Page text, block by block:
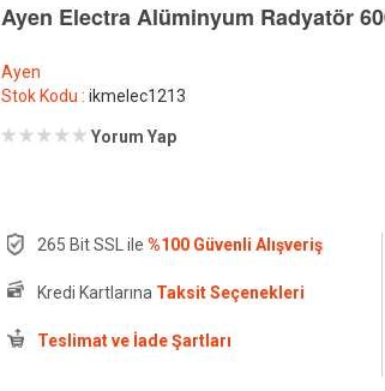
Ayen Electra Alüminyum Radyatör
Ayen
Stok Kodu :ikmelec1213
Yorum Yap
265 Bit SSL ile%100 Güvenli Alışveriş
Kredi Kartlarına Taksit Seçenekleri
Teslimat ve İade Şartları